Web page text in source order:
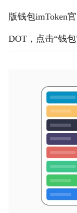
版钱包imToken
DOT，点击“钱